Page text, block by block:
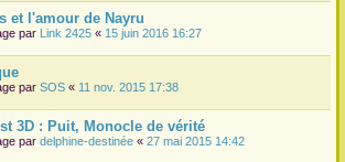
et l'amour de Nayru
par Link 2425 « 15 juin 2016 16:27
par SOS « 11 nov. 2015 17:38
3D : Puit, Monocle de vérité
par delphine-destinée « 27 mai 2015 14:42